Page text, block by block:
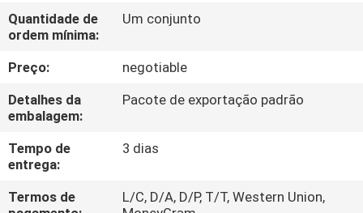
CONTROLE
DA
QUALIDADE
CONTACTE-
NOS
PEÇA
Quantidade de
ordem mínima:
Um conjunto
Preço:
negotiable
Detalhes da
embalagem:
Pacote de exportação padrão
Tempo de
entrega:
3 dias
Termos de
L/C, D/A, D/P, T/T, Western Union,